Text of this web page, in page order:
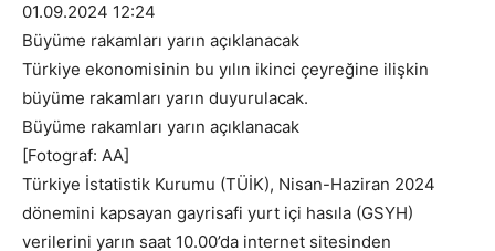
01.09.2024 12:24
Büyüme rakamları yarın açıklanacak
Türkiye ekonomisinin bu yılın ikinci çeyreğine ilişkin
büyüme rakamları yarın duyurulacak.
Büyüme rakamları yarın açıklanacak
[Fotograf: AA]
Türkiye İstatistik Kurumu (TÜİK), Nisan-Haziran 2024
dönemini kapsayan gayrisafi yurt içi hasıla (GSYH)
verilerini yarın saat 10.00’da internet sitesinden